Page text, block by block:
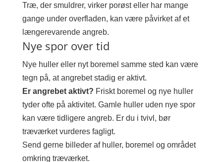
Træ, der smuldrer, virker porøst eller har mange
gange under overfladen, kan være påvirket af et
længerevarende angreb.
Nye spor over tid
Nye huller eller nyt boremel samme sted kan være
tegn på, at angrebet stadig er aktivt.
Er angrebet aktivt? Friskt boremel og nye huller
tyder ofte på aktivitet. Gamle huller uden nye spor
kan være tidligere angreb. Er du i tvivl, bør
træværket vurderes fagligt.
Send gerne billeder af huller, boremel og området
omkring træværket.